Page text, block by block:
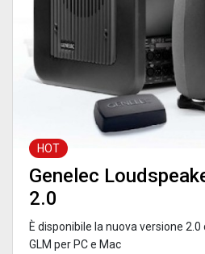
HOT
Genelec
2.0
È disponibile la nuova versione
GLM per PC e Mac